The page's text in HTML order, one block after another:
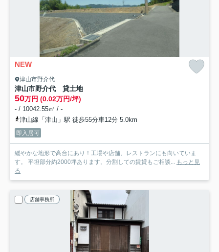
NEW
津山市野介代
津山市野介代 貸土地
50万円 (0.02万円/坪)
- / 10042.55㎡ / -
津山線「津山」駅 徒歩55分車12分 5.0km
即入居可
緩やかな地形で高台にあり！工場や店舗、レストランにも向いていま
す。 平坦部分約2000坪あります。分割しての賃貸もご相談...
もっと見
る
店舗事務所